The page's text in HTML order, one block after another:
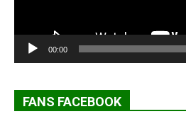
00:00
FANS FACEBOOK